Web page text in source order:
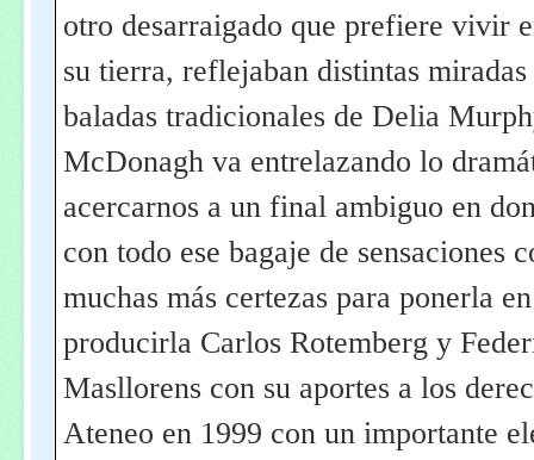
otro desarraigado que prefiere vivir
su tierra, reflejaban distintas
baladas tradicionales de Delia
McDonagh va entrelazando lo
acercarnos a un final ambiguo en
con todo ese bagaje de sensaciones
muchas más certezas para ponerla
producirla Carlos Rotemberg y
Masllorens con su aportes a los
Ateneo en 1999 con un importante